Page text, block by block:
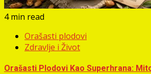
4 min read
Orašasti plodovi
Zdravlje i Život
Orašasti Plodovi Kao Superhrana: